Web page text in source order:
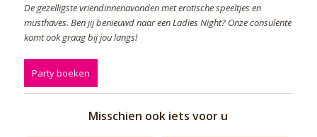
De gezelligste vriendinnenavonden met erotische speeltjes en
musthaves. Ben jij benieuwd naar een Ladies Night? Onze consulente
komt ook graag bij jou langs!
Party boeken
Misschien ook iets voor u